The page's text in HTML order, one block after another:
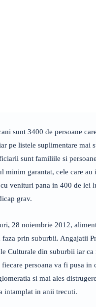
sunt 3400 de persoane
pe listele suplimentare mai
sunt familiile si
minim garantat, cele care au
venituri pana in 400 de lei
grav.
28 noiembrie 2012,
prin suburbii. Angajatii
Culturale din suburbii iar ca
persoana va fi pusa in
si mai ales
intamplat in anii trecuti.